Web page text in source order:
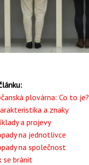
plovárna: Co to je?
a znaky
a projevy
na jednotlivce
na společnost
se bránit